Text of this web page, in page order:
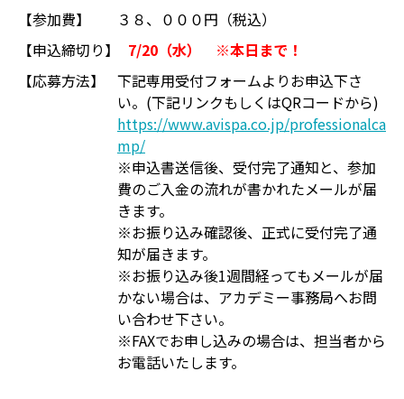
【参加費】
３８、０００円（税込）
【申込締切り】
7/20（水） ※本日まで！
【応募方法】
下記専用受付フォームよりお申込下さ
い。(下記リンクもしくはQRコードから)
https://www.avispa.co.jp/professionalca
mp/
※申込書送信後、受付完了通知と、参加
費のご入金の流れが書かれたメールが届
きます。
※お振り込み確認後、正式に受付完了通
知が届きます。
※お振り込み後1週間経ってもメールが届
かない場合は、アカデミー事務局へお問
い合わせ下さい。
※FAXでお申し込みの場合は、担当者から
お電話いたします。